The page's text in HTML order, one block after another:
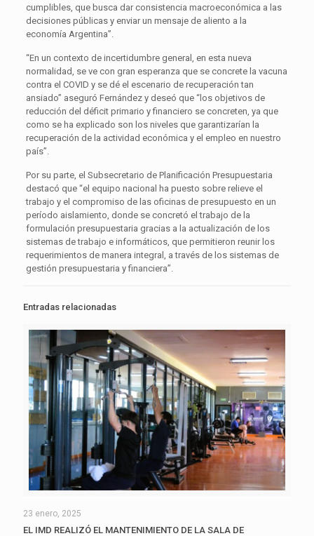
cumplibles, que busca dar consistencia macroeconómica a las
decisiones públicas y enviar un mensaje de aliento a la
economía Argentina”.
“En un contexto de incertidumbre general, en esta nueva
normalidad, se ve con gran esperanza que se concrete la vacuna
contra el COVID y se dé el escenario de recuperación tan
ansiado” aseguró Fernández y deseó que “los objetivos de
reducción del déficit primario y financiero se concreten, ya que
como se ha explicado son los niveles que garantizarían la
recuperación de la actividad económica y el empleo en nuestro
país”.
Por su parte, el Subsecretario de Planificación Presupuestaria
destacó que “el equipo nacional ha puesto sobre relieve el
trabajo y el compromiso de las oficinas de presupuesto en un
período aislamiento, donde se concretó el trabajo de la
formulación presupuestaria gracias a la actualización de los
sistemas de trabajo e informáticos, que permitieron reunir los
requerimientos de manera integral, a través de los sistemas de
gestión presupuestaria y financiera”.
Entradas relacionadas
23 enero, 2025
EL IMD REALIZÓ EL MANTENIMIENTO DE LA SALA DE